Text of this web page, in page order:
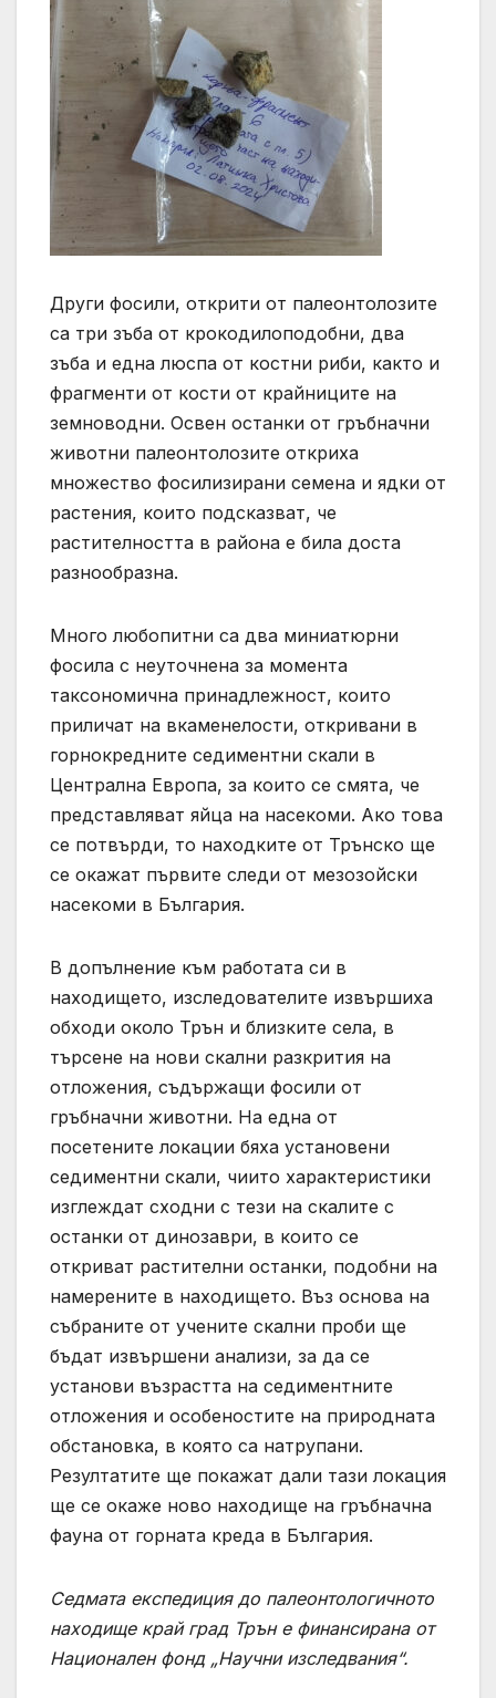
Други фосили, открити от палеонтолозите
са три зъба от крокодилоподобни, два
зъба и една люспа от костни риби, както и
фрагменти от кости от крайниците на
земноводни. Освен останки от гръбначни
животни палеонтолозите откриха
множество фосилизирани семена и ядки от
растения, които подсказват, че
растителността в района е била доста
разнообразна.
Много любопитни са два миниатюрни
фосила с неуточнена за момента
таксономична принадлежност, които
приличат на вкаменелости, откривани в
горнокредните седиментни скали в
Централна Европа, за които се смята, че
представляват яйца на насекоми. Ако това
се потвърди, то находките от Трънско ще
се окажат първите следи от мезозойски
насекоми в България.
В допълнение към работата си в
находището, изследователите извършиха
обходи около Трън и близките села, в
търсене на нови скални разкрития на
отложения, съдържащи фосили от
гръбначни животни. На една от
посетените локации бяха установени
седиментни скали, чиито характеристики
изглеждат сходни с тези на скалите с
останки от динозаври, в които се
откриват растителни останки, подобни на
намерените в находището. Въз основа на
събраните от учените скални проби ще
бъдат извършени анализи, за да се
установи възрастта на седиментните
отложения и особеностите на природната
обстановка, в която са натрупани.
Резултатите ще покажат дали тази локация
ще се окаже ново находище на гръбначна
фауна от горната креда в България.
Седмата експедиция до палеонтологичното
находище край град Трън е финансирана от
Национален фонд „Научни изследвания“.